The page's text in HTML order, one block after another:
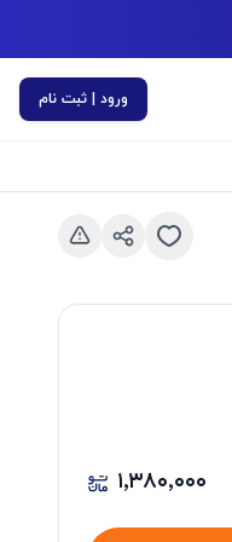
ورود | ثبت نام
۱٬۳۸۰٬۰۰۰